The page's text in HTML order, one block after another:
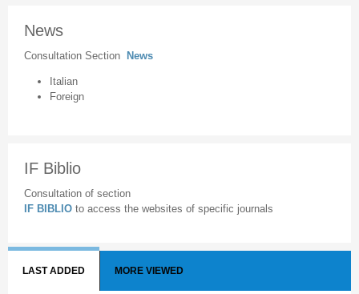
News
Consultation Section News
Italian
Foreign
IF Biblio
Consultation of section
IF BIBLIO to access the websites of specific journals
LAST ADDED MORE VIEWED